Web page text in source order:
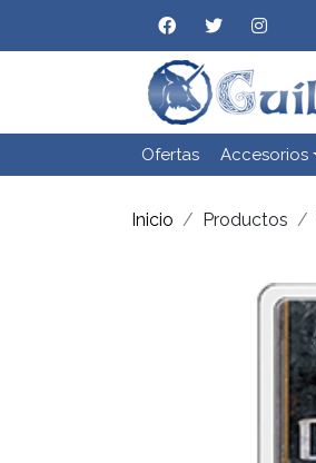
Ofertas Accesorios
Inicio Productos